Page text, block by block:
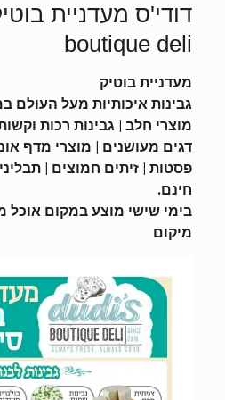
boutique deli
מעדניית בוטיק
גבינות איכותיות מעל העולם
מוצרי חלב | גבינות רכות
דגים מעושנים | מוצרי מדף
פסטות | זיתים חמוצים |
חינם.
בימי שישי מוצע במקום אוכל
מיקום